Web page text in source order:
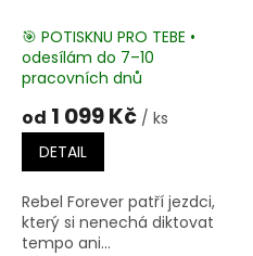
🎯 POTISKNU PRO TEBE •
odesílám do 7–10
pracovních dnů
od 1 099 Kč / ks
DETAIL
Rebel Forever patří jezdci,
který si nenechá diktovat
tempo ani...